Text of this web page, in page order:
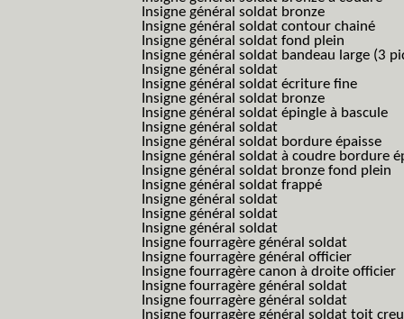
Insigne général soldat bronze
Insigne général soldat contour chainé
Insigne général soldat fond plein
Insigne général soldat bandeau large (3
Insigne général soldat
Insigne général soldat écriture fine
Insigne général soldat bronze
Insigne général soldat épingle à bascule
Insigne général soldat
Insigne général soldat bordure épaisse
Insigne général soldat à coudre bordure
Insigne général soldat bronze fond plein
Insigne général soldat frappé
Insigne général soldat
Insigne général soldat
Insigne général soldat
Insigne fourragère général soldat
Insigne fourragère général officier
Insigne fourragère canon à droite officier
Insigne fourragère général soldat
Insigne fourragère général soldat
Insigne fourragère général soldat toit